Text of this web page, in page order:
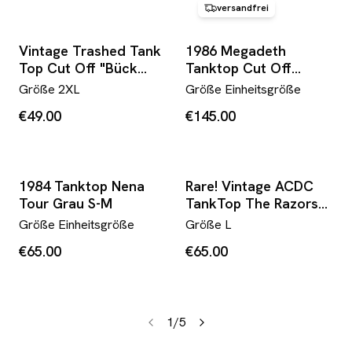
Vintage Trashed Tank
Top Cut Off "Bück
Dich Du Sau" Single
Größe 2XL
€49.00
versandfrei
1986 Megadeth
Tanktop Cut Off
Sleeve "Peace sells...
Single Stitch Schwarz
Größe Einheitsgröße
€145.00
1984 Tanktop Nena
Tour Grau S-M
Größe Einheitsgröße
€65.00
Rare! Vintage ACDC
TankTop The Razors
Edge Single Stitched
1990 M-L
Größe L
€65.00
1/5